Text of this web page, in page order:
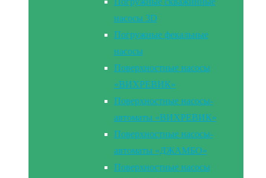
насосы 3D
Погружные фекальные
насосы
Поверхностные насосы
«ВИХРЕВИК»
Поверхностные насосы-
автоматы «ВИХРЕВИК»
Поверхностные насосы-
автоматы «ДЖАМБО»
Поверхностные насосы